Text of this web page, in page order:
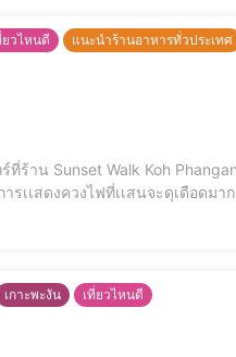
ยวไหนดี
แนะนำร้านอาหารทั่วประเทศ
รเเสดงควงไฟที่เเสนจะดุเดือดมาก
เกาะพะงัน
เที่ยวไหนดี